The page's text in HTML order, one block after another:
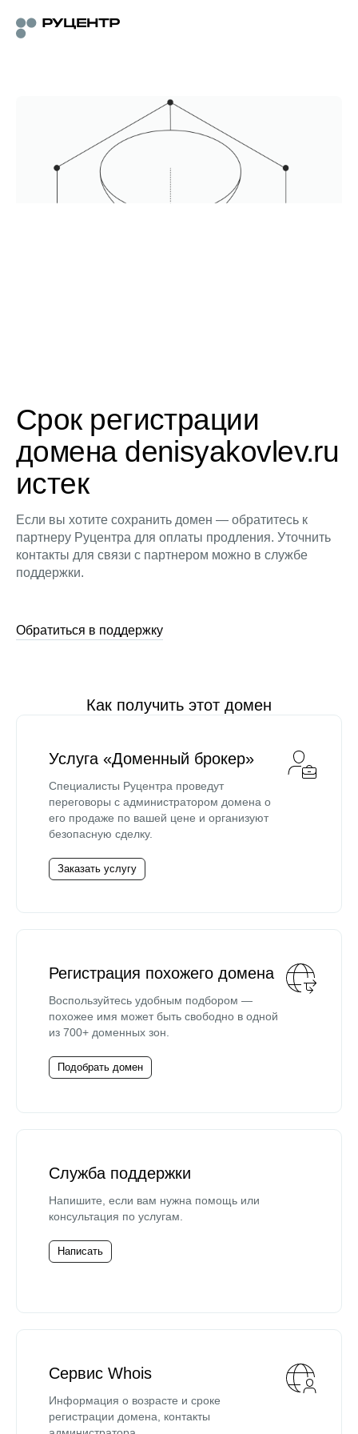
Срок регистрации
домена denisyakovlev.ru
истек
Если вы хотите сохранить домен — обратитесь к
партнеру Руцентра для оплаты продления. Уточнить
контакты для связи с партнером можно в службе
поддержки.
Обратиться в поддержку
Как получить этот домен
Услуга «Доменный брокер»
Специалисты Руцентра проведут
переговоры с администратором домена о
его продаже по вашей цене и организуют
безопасную сделку.
Заказать услугу
Регистрация похожего домена
Воспользуйтесь удобным подбором —
похожее имя может быть свободно в одной
из 700+ доменных зон.
Подобрать домен
Служба поддержки
Напишите, если вам нужна помощь или
консультация по услугам.
Написать
Сервис Whois
Информация о возрасте и сроке
регистрации домена, контакты